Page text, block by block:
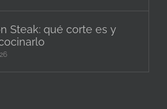
Steak: qué corte es y